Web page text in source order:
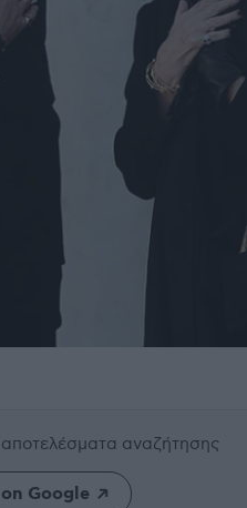
αναζήτησης
Google